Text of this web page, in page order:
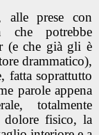
alle prese con
che potrebbe
(e che già gli è
drammatico),
fatta soprattutto
parole appena
totalmente
dolore fisico, la